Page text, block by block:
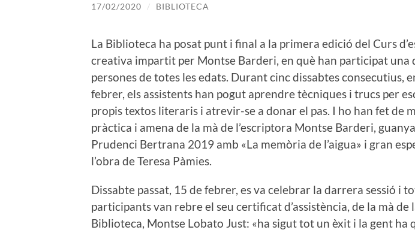
17/02/2020 / BIBLIOTECA
La Biblioteca ha posat punt i final a la primera edició del Curs
creativa impartit per Montse Barderi, en què han participat una
persones de totes les edats. Durant cinc dissabtes consecutius,
febrer, els assistents han pogut aprendre tècniques i trucs per
propis textos literaris i atrevir-se a donar el pas. I ho han fet de
pràctica i amena de la mà de l’escriptora Montse Barderi,
Prudenci Bertrana 2019 amb «La memòria de l’aigua» i gran
l’obra de Teresa Pàmies.
Dissabte passat, 15 de febrer, es va celebrar la darrera sessió i
participants van rebre el seu certificat d’assistència, de la mà de
Biblioteca, Montse Lobato Just: «ha sigut tot un èxit i la gent ha